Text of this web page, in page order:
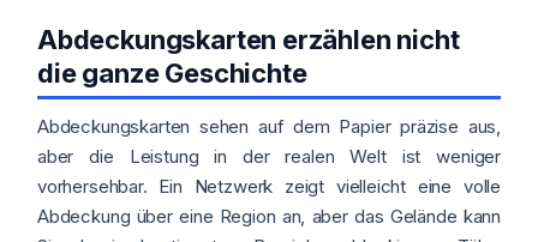
Abdeckungskarten erzählen nicht
die ganze Geschichte
Abdeckungskarten sehen auf dem Papier präzise aus,
aber die Leistung in der realen Welt ist weniger
vorhersehbar. Ein Netzwerk zeigt vielleicht eine volle
Abdeckung über eine Region an, aber das Gelände kann